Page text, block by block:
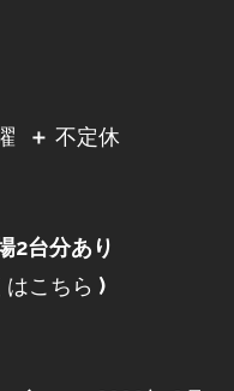
＋ 不定休
2台分あり
はこちら )